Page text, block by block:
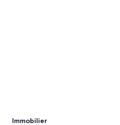
Immobilier